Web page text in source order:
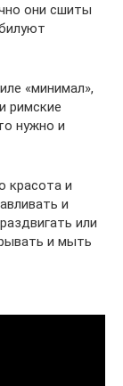
они сшиты
«минимал»,
римские
нужно и
красота и
и
или
и мыть